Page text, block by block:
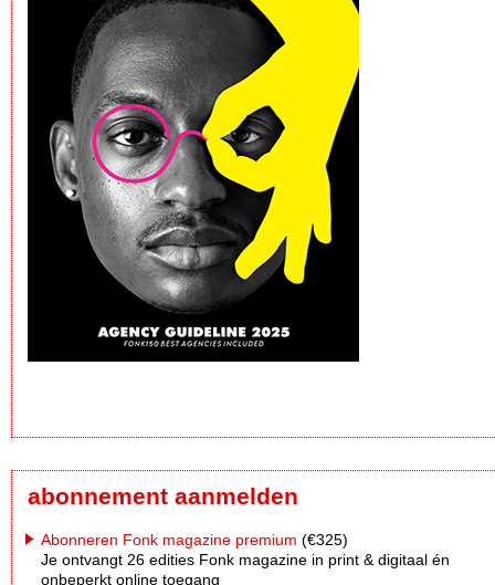
abonnement aanmelden
Abonneren Fonk magazine premium (€325)
Je ontvangt 26 edities Fonk magazine in print & digitaal én
onbeperkt online toegang